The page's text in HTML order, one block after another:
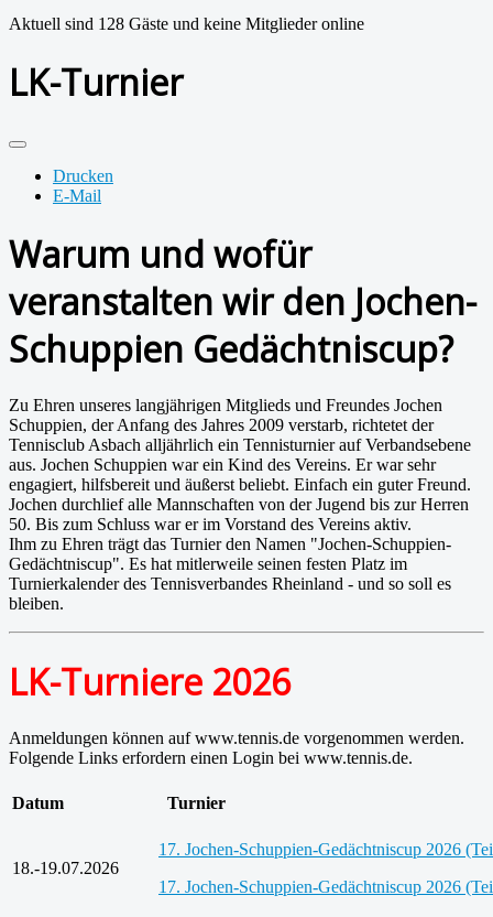
Aktuell sind 128 Gäste und keine Mitglieder online
LK-Turnier
Drucken
E-Mail
Warum und wofür
veranstalten wir den Jochen-
Schuppien Gedächtniscup?
Zu Ehren unseres langjährigen Mitglieds und Freundes Jochen
Schuppien, der Anfang des Jahres 2009 verstarb, richtetet der
Tennisclub Asbach alljährlich ein Tennisturnier auf Verbandsebene
aus. Jochen Schuppien war ein Kind des Vereins. Er war sehr
engagiert, hilfsbereit und äußerst beliebt. Einfach ein guter Freund.
Jochen durchlief alle Mannschaften von der Jugend bis zur Herren
50. Bis zum Schluss war er im Vorstand des Vereins aktiv.
Ihm zu Ehren trägt das Turnier den Namen "Jochen-Schuppien-
Gedächtniscup". Es hat mitlerweile seinen festen Platz im
Turnierkalender des Tennisverbandes Rheinland - und so soll es
bleiben.
LK-Turniere 2026
Anmeldungen können auf www.tennis.de vorgenommen werden.
Folgende Links erfordern einen Login bei www.tennis.de.
Datum Turnier
18.-19.07.2026
17. Jochen-Schuppien-Gedächtniscup 2026
17. Jochen-Schuppien-Gedächtniscup 2026